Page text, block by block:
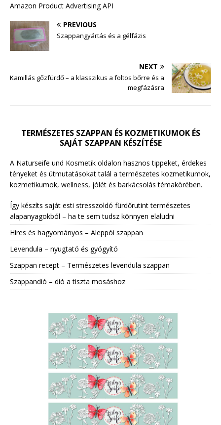
Amazon Product Advertising API
PREVIOUS
Szappangyártás és a gélfázis
NEXT
Kamillás gőzfürdő – a klasszikus a foltos bőrre és a
megfázásra
TERMÉSZETES SZAPPAN ÉS KOZMETIKUMOK ÉS
SAJÁT SZAPPAN KÉSZÍTÉSE
A Naturseife und Kosmetik oldalon hasznos tippeket, érdekes
tényeket és útmutatásokat talál a természetes kozmetikumok,
kozmetikumok, wellness, jólét és barkácsolás témakörében.
Így készíts saját esti stresszoldó fürdőrutint természetes
alapanyagokból – ha te sem tudsz könnyen elaludni
Híres és hagyományos – Aleppói szappan
Levendula – nyugtató és gyógyító
Szappan recept – Természetes levendula szappan
Szappandió – dió a tiszta mosáshoz